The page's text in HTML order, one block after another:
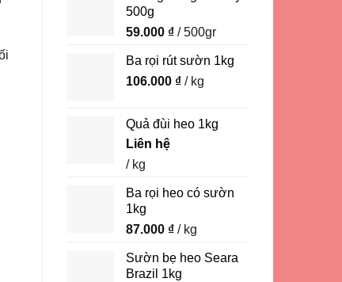
500g
59.000 ₫/ 500gr
Ba rọi rút sườn 1kg
106.000 ₫/ kg
Quả đùi heo 1kg
Liên hệ
/ kg
Ba rọi heo có sườn
1kg
87.000 ₫/ kg
Sườn bẹ heo Seara
Brazil 1kg